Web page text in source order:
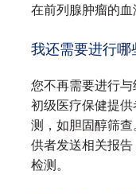
在前列腺肿瘤的血
我还需要进行哪
您不再需要进行
初级医疗保健提
测，如胆固醇筛
供者发送相关报
检测。